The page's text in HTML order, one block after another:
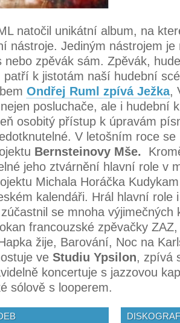
natočil unikátní album, na
nástroje. Jediným nástrojem
nebo zpěvák sám. Zpěvák,
patří k jistotám naší hudební
Ondřej Ruml zpívá Ježka,
posluchače, ale i hudební
osobitý přístup k úpravám
V letošním roce se
Bernsteinovy Mše.
jeho ztvárnění hlavní role v
Michala Horáčka
kalendáři. Hrál hlavní role
se mnoha
francouzské zpěvačky
žije, Barování, Noc na
ve Studiu Ypsilon, zpívá
koncertuje s jazzovou
sólově s looperem.